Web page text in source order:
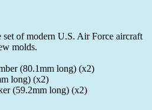
set of modern U.S. Air Force aircraft
molds.
(80.1mm long) (x2)
long) (x2)
(59.2mm long) (x2)